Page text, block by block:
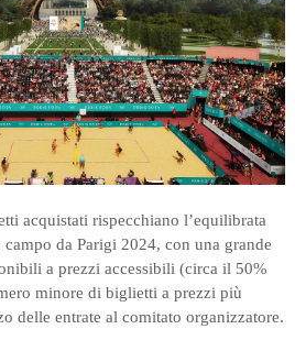
acquistati rispecchiano l’equilibrata
da Parigi 2024, con una grande
a prezzi accessibili (circa il 50%
minore di biglietti a prezzi più
delle entrate al comitato organizzatore.